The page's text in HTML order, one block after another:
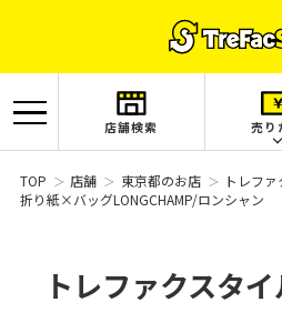
店舗検索 売り
TOP 店舗 東京都のお店
トレフ
折り紙×バッグLONGCHAMP/ロンシャン
トレファクスタ